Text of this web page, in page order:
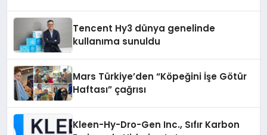
Tencent Hy3 dünya genelinde
kullanıma sunuldu
Mars Türkiye’den “Köpeğini İşe Götür
Haftası” çağrısı
Kleen-Hy-Dro-Gen Inc., Sıfır Karbon